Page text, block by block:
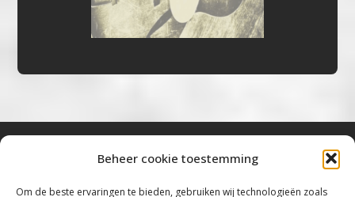
Beheer cookie toestemming
Om de beste ervaringen te bieden, gebruiken wij technologieën zoals